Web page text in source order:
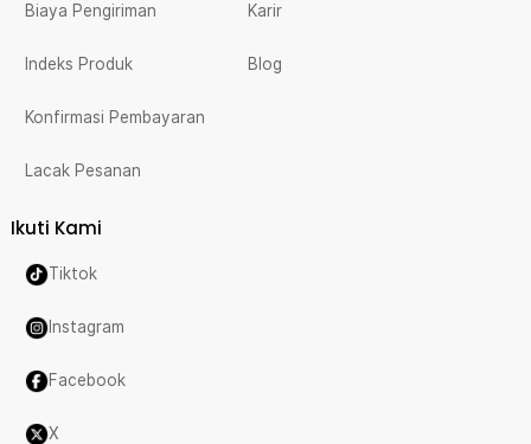
Biaya Pengiriman
Indeks Produk
Konfirmasi Pembayaran
Lacak Pesanan
Karir
Blog
Ikuti Kami
Tiktok
Instagram
Facebook
X